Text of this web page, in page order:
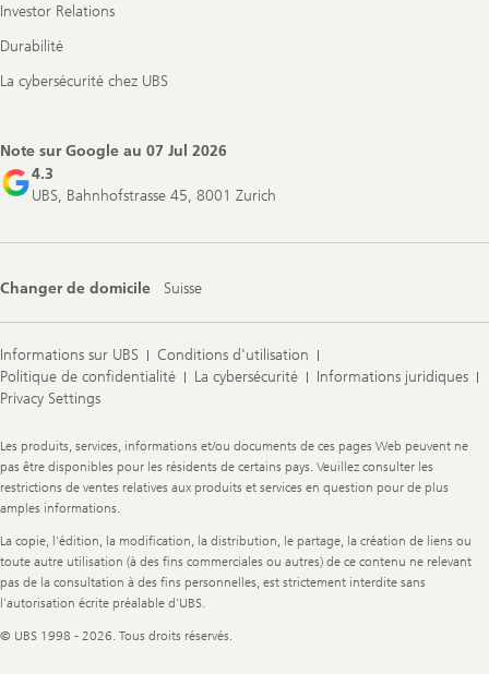
Investor Relations
Durabilité
La cybersécurité chez UBS
Note sur Google au 07 Jul 2026
4.3
UBS, Bahnhofstrasse 45, 8001 Zurich
Changer de domicile Suisse
Informations sur UBS
Conditions d'utilisation
Politique de confidentialité
La cybersécurité
Informations juridiques
Privacy Settings
Legal
Information
Les produits, services, informations et/ou documents de ces pages Web peuvent ne
pas être disponibles pour les résidents de certains pays. Veuillez consulter les
restrictions de ventes relatives aux produits et services en question pour de plus
amples informations.
La copie, l'édition, la modification, la distribution, le partage, la création de liens ou
toute autre utilisation (à des fins commerciales ou autres) de ce contenu ne relevant
pas de la consultation à des fins personnelles, est strictement interdite sans
l'autorisation écrite préalable d'UBS.
© UBS 1998 - 2026. Tous droits réservés.